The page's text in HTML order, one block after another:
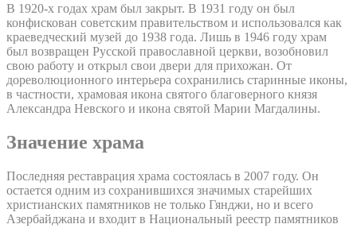
В 1920-х годах храм был закрыт. В 1931 году он был
конфискован советским правительством и использовался как
краеведческий музей до 1938 года. Лишь в 1946 году храм
был возвращен Русской православной церкви, возобновил
свою работу и открыл свои двери для прихожан. От
дореволюционного интерьера сохранились старинные иконы,
в частности, храмовая икона святого благоверного князя
Александра Невского и икона святой Марии Магдалины.
Значение храма
Последняя реставрация храма состоялась в 2007 году. Он
остается одним из сохранившихся значимых старейших
христианских памятников не только Гянджи, но и всего
Азербайджана и входит в Национальный реестр памятников